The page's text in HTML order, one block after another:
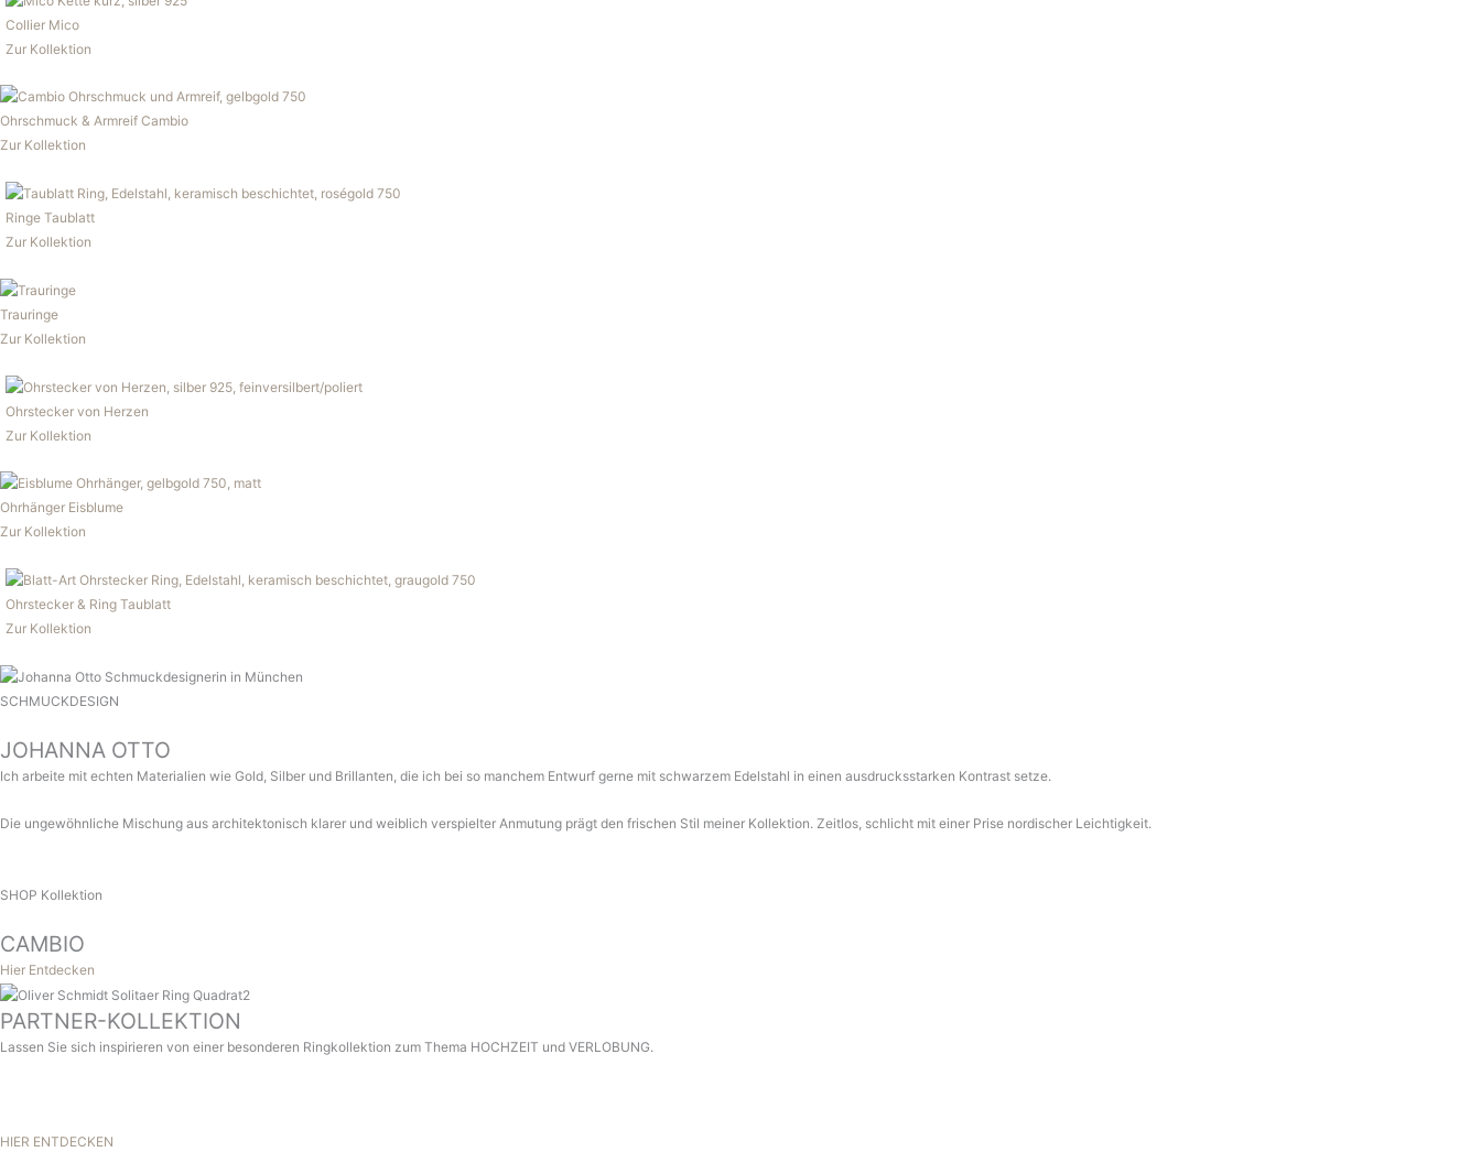
Collier Mico
Zur Kollektion
Ohrschmuck & Armreif Cambio
Zur Kollektion
Ringe Taublatt
Zur Kollektion
Trauringe
Zur Kollektion
Ohrstecker von Herzen
Zur Kollektion
Ohrhänger Eisblume
Zur Kollektion
Ohrstecker & Ring Taublatt
Zur Kollektion
SCHMUCKDESIGN
JOHANNA OTTO
Ich arbeite mit echten Materialien wie Gold, Silber und Brillanten, die ich bei so manchem Entwurf gerne mit schwarzem Edelstahl in einen ausdrucksstarken Kontrast setze.
Die ungewöhnliche Mischung aus architektonisch klarer und weiblich verspielter Anmutung prägt den frischen Stil meiner Kollektion. Zeitlos, schlicht mit einer Prise nordischer Leichtigkeit.
SHOP Kollektion
CAMBIO
Hier Entdecken
PARTNER-KOLLEKTION
Lassen Sie sich inspirieren von einer besonderen Ringkollektion zum Thema HOCHZEIT und VERLOBUNG.
HIER ENTDECKEN